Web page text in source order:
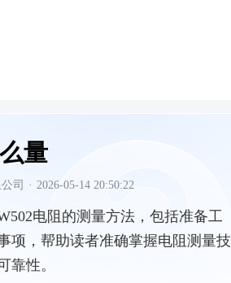
量
司 · 2026-05-14 20:50:22
电阻的测量方法，包括准备工
项，帮助读者准确掌握电阻测量技
靠性。